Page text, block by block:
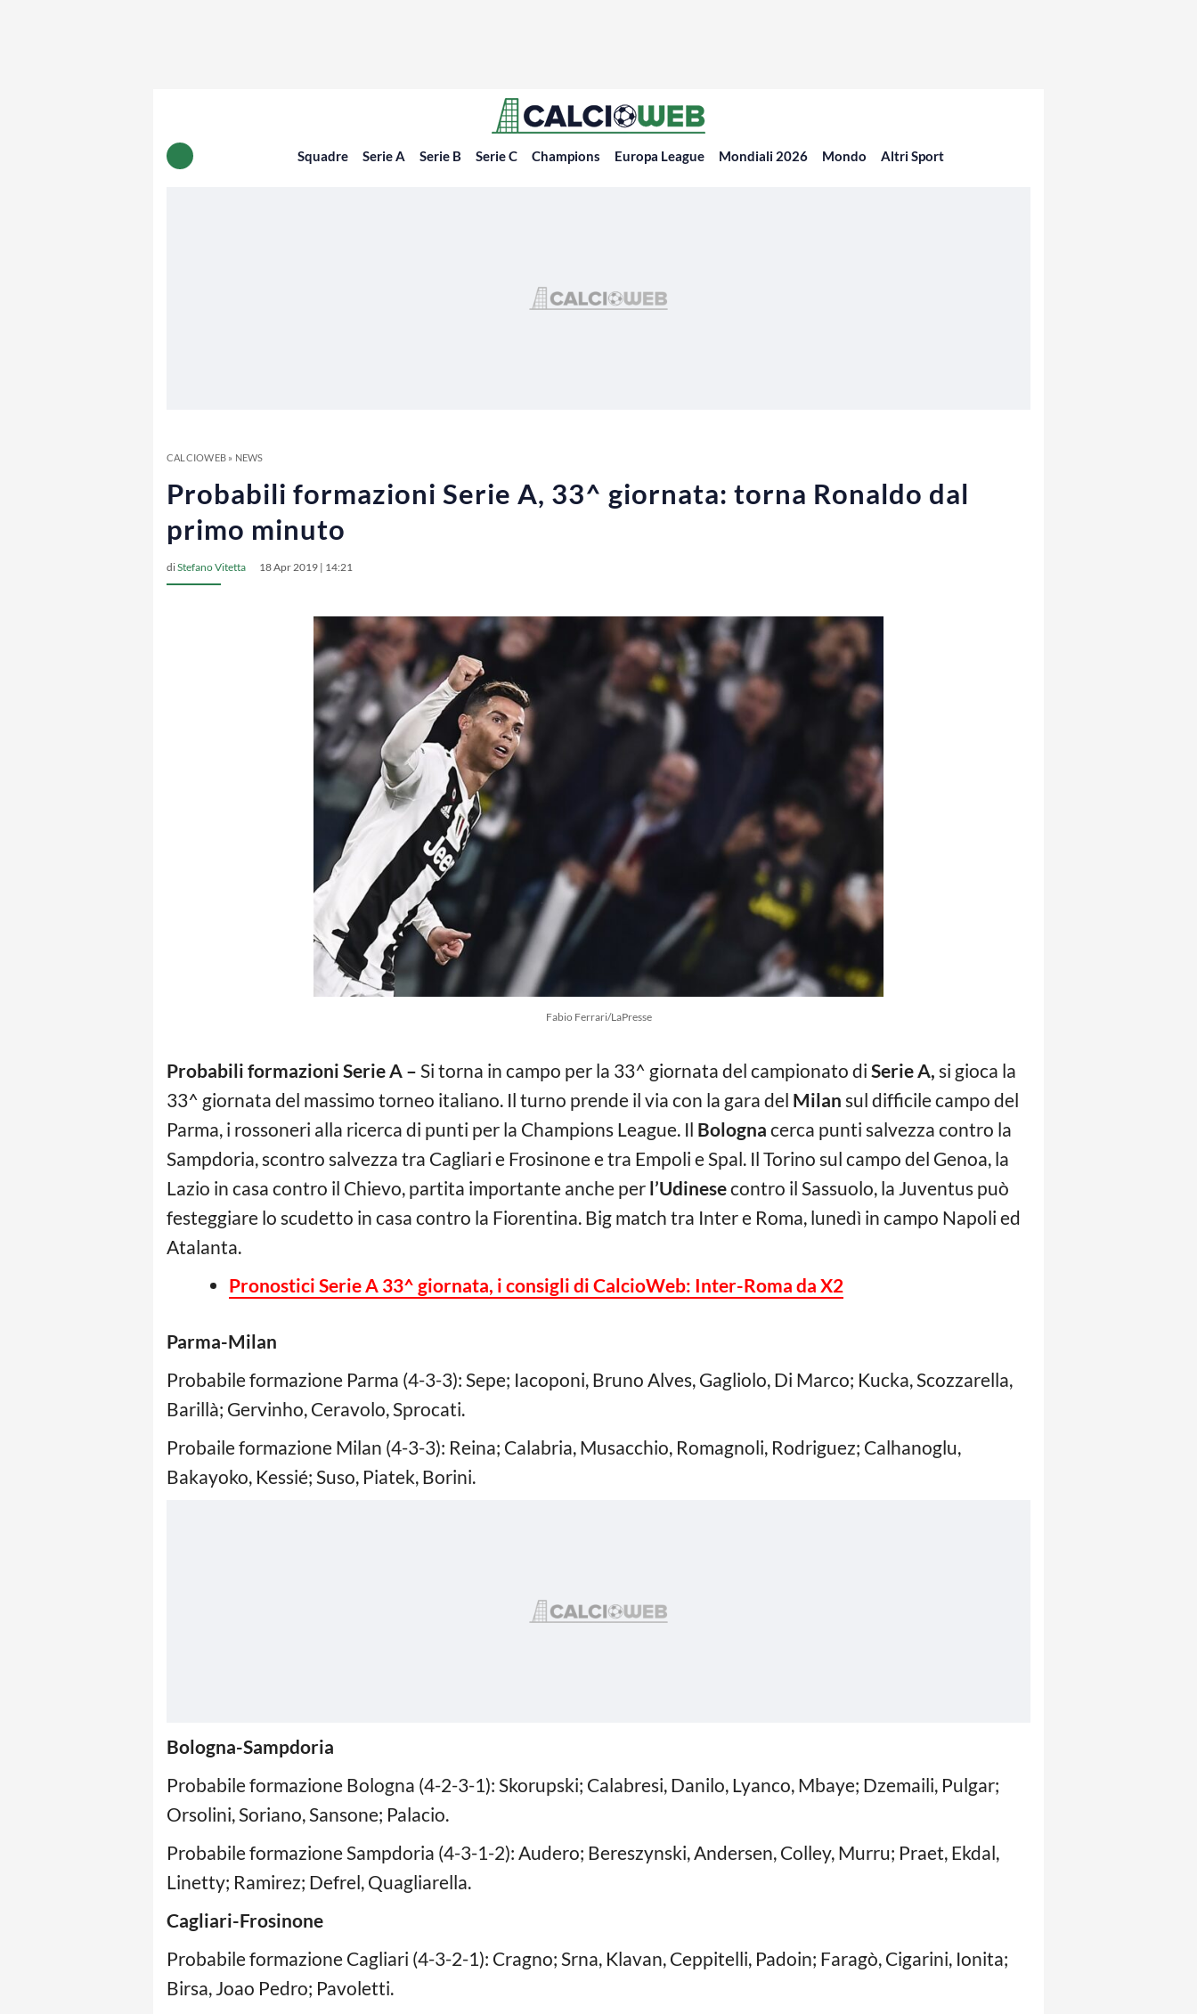
Squadre Serie A Serie B Serie C Champions Europa League Mondiali 2026 Mondo Altri Sport
CALCIOWEB» NEWS
Probabili formazioni Serie A, 33^ giornata: torna Ronaldo dal
primo minuto
diStefano Vitetta 18 Apr 2019 | 14:21
Fabio Ferrari/LaPresse
Probabili formazioni Serie A – Si torna in campo per la 33^ giornata del campionato di Serie A, si gioca la
33^ giornata del massimo torneo italiano. Il turno prende il via con la gara del Milan sul difficile campo del
Parma, i rossoneri alla ricerca di punti per la Champions League. Il Bologna cerca punti salvezza contro la
Sampdoria, scontro salvezza tra Cagliari e Frosinone e tra Empoli e Spal. Il Torino sul campo del Genoa, la
Lazio in casa contro il Chievo, partita importante anche per l’Udinesecontro il Sassuolo, la Juventus può
festeggiare lo scudetto in casa contro la Fiorentina. Big match tra Inter e Roma, lunedì in campo Napoli ed
Atalanta.
Pronostici Serie A 33^ giornata, i consigli di CalcioWeb: Inter-Roma da X2
Parma-Milan
Probabile formazione Parma (4-3-3): Sepe; Iacoponi, Bruno Alves, Gagliolo, Di Marco; Kucka, Scozzarella,
Barillà; Gervinho, Ceravolo, Sprocati.
Probaile formazione Milan (4-3-3): Reina; Calabria, Musacchio, Romagnoli, Rodriguez; Calhanoglu,
Bakayoko, Kessié; Suso, Piatek, Borini.
Bologna-Sampdoria
Probabile formazione Bologna (4-2-3-1): Skorupski; Calabresi, Danilo, Lyanco, Mbaye; Dzemaili, Pulgar;
Orsolini, Soriano, Sansone; Palacio.
Probabile formazione Sampdoria (4-3-1-2): Audero; Bereszynski, Andersen, Colley, Murru; Praet, Ekdal,
Linetty; Ramirez; Defrel, Quagliarella.
Cagliari-Frosinone
Probabile formazione Cagliari (4-3-2-1): Cragno; Srna, Klavan, Ceppitelli, Padoin; Faragò, Cigarini, Ionita;
Birsa, Joao Pedro; Pavoletti.